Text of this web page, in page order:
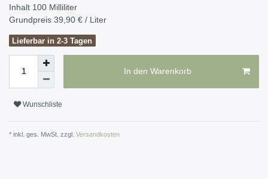
Inhalt 100 Milliliter
Grundpreis 39,90 € / Liter
Lieferbar in 2-3 Tagen
In den Warenkorb
Wunschliste
* inkl. ges. MwSt. zzgl. Versandkosten